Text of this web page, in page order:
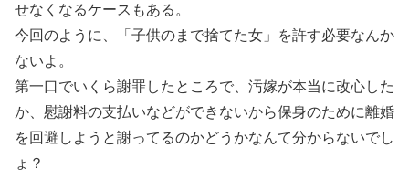
せなくなるケースもある。
今回のように、「子供のまで捨てた女」を許す必要なんか
ないよ。
第一口でいくら謝罪したところで、汚嫁が本当に改心した
か、慰謝料の支払いなどができないから保身のために離婚
を回避しようと謝ってるのかどうかなんて分からないでし
ょ？